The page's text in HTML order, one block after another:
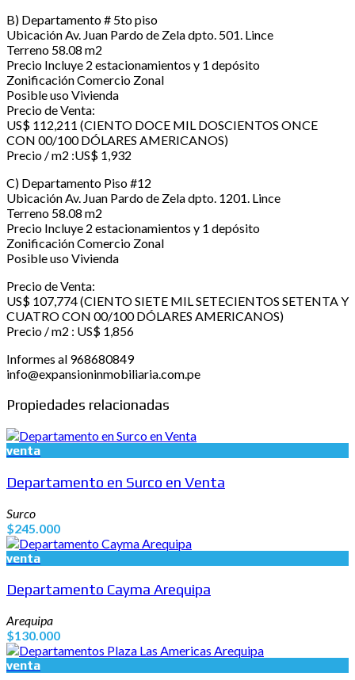
B) Departamento # 5to piso
Ubicación Av. Juan Pardo de Zela dpto. 501. Lince
Terreno 58.08 m2
Precio Incluye 2 estacionamientos y 1 depósito
Zonificación Comercio Zonal
Posible uso Vivienda
Precio de Venta:
US$ 112,211 (CIENTO DOCE MIL DOSCIENTOS ONCE
CON 00/100 DÓLARES AMERICANOS)
Precio / m2 :US$ 1,932
C) Departamento Piso #12
Ubicación Av. Juan Pardo de Zela dpto. 1201. Lince
Terreno 58.08 m2
Precio Incluye 2 estacionamientos y 1 depósito
Zonificación Comercio Zonal
Posible uso Vivienda
Precio de Venta:
US$ 107,774 (CIENTO SIETE MIL SETECIENTOS SETENTA Y
CUATRO CON 00/100 DÓLARES AMERICANOS)
Precio / m2 : US$ 1,856
Informes al 968680849
info@expansioninmobiliaria.com.pe
Propiedades relacionadas
venta
Departamento en Surco en Venta
Surco
$245.000
venta
Departamento Cayma Arequipa
Arequipa
$130.000
venta